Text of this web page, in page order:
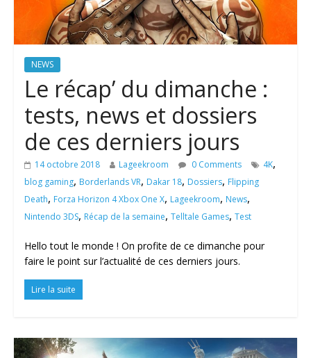
NEWS
Le récap’ du dimanche :
tests, news et dossiers
de ces derniers jours
14 octobre 2018 Lageekroom 0 Comments 4K,
blog gaming, Borderlands VR, Dakar 18, Dossiers, Flipping
Death, Forza Horizon 4 Xbox One X, Lageekroom, News,
Nintendo 3DS, Récap de la semaine, Telltale Games, Test
Hello tout le monde ! On profite de ce dimanche pour
faire le point sur l’actualité de ces derniers jours.
Lire la suite